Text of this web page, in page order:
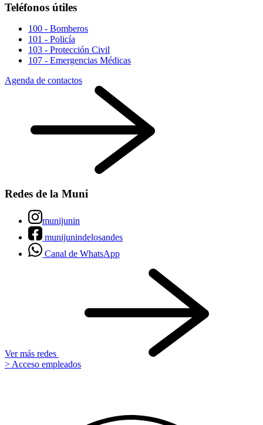
Teléfonos útiles
100 - Bomberos
101 - Policía
103 - Protección Civil
107 - Emergencias Médicas
Agenda de contactos
Redes de la Muni
munijunin
munijunindelosandes
Canal de WhatsApp
Ver más redes
> Acceso empleados